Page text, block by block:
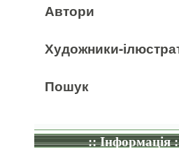
Автори
Художники-
Пошук
:: Інформація